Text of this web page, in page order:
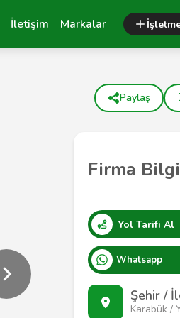
İletişim Markalar
Firma
Yol Tarifi Al
Whatsapp
Şehir /
Karabük /
Paylaş